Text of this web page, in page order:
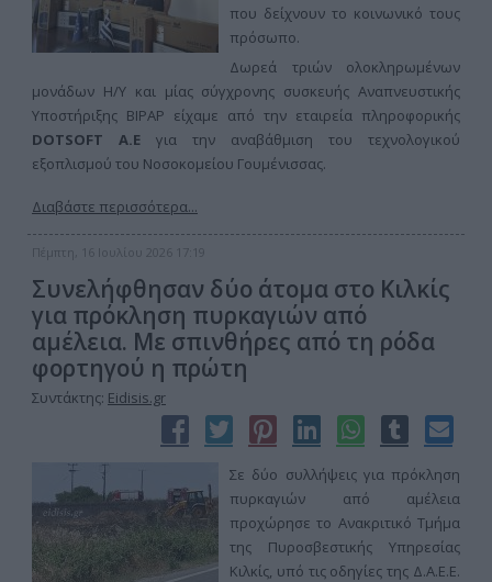
που δείχνουν το κοινωνικό τους
πρόσωπο.
Δωρεά τριών ολοκληρωμένων
μονάδων Η/Υ και μίας σύγχρονης συσκευής Αναπνευστικής
Υποστήριξης BIPAP είχαμε από την εταιρεία πληροφορικής
DOTSOFT Α.Ε για την αναβάθμιση του τεχνολογικού
εξοπλισμού του Νοσοκομείου Γουμένισσας.
Διαβάστε περισσότερα...
Πέμπτη, 16 Ιουλίου 2026 17:19
Συνελήφθησαν δύο άτομα στο Κιλκίς
για πρόκληση πυρκαγιών από
αμέλεια. Με σπινθήρες από τη ρόδα
φορτηγού η πρώτη
Συντάκτης: Eidisis.gr
Σε δύο συλλήψεις για πρόκληση
πυρκαγιών από αμέλεια
προχώρησε το Ανακριτικό Τμήμα
της Πυροσβεστικής Υπηρεσίας
Κιλκίς, υπό τις οδηγίες της Δ.Α.Ε.Ε.